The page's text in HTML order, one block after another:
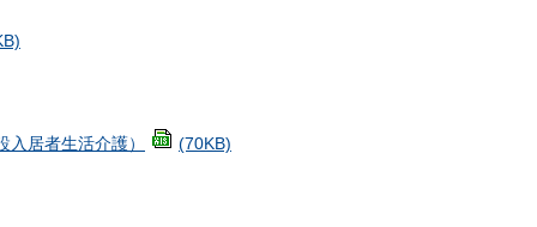
居者生活介護） (70KB)